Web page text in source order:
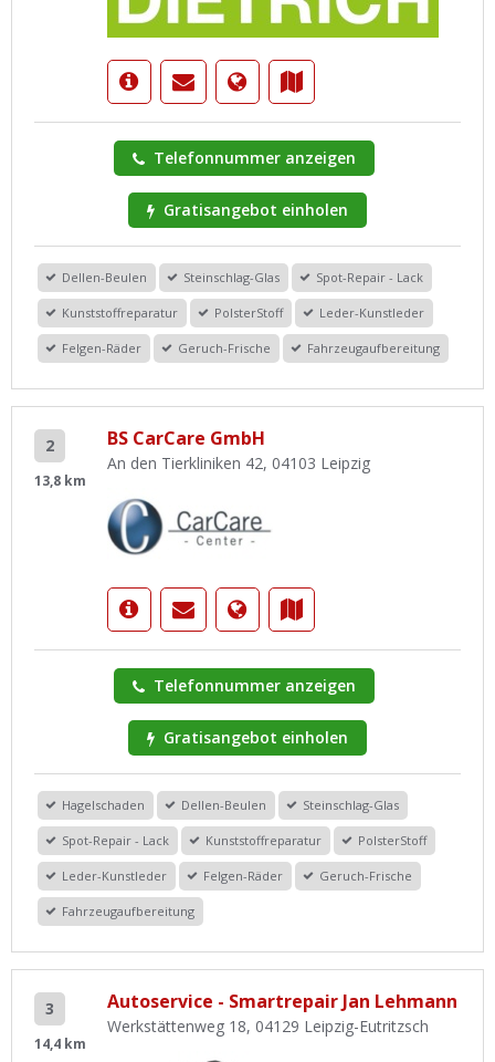
Telefonnummer anzeigen
Gratisangebot einholen
Dellen-Beulen Steinschlag-Glas Spot-Repair - Lack
Kunststoffreparatur PolsterStoff Leder-Kunstleder
Felgen-Räder Geruch-Frische Fahrzeugaufbereitung
2
13,8 km
BS CarCare GmbH
An den Tierkliniken 42, 04103 Leipzig
Telefonnummer anzeigen
Gratisangebot einholen
Hagelschaden Dellen-Beulen Steinschlag-Glas
Spot-Repair - Lack Kunststoffreparatur PolsterStoff
Leder-Kunstleder Felgen-Räder Geruch-Frische
Fahrzeugaufbereitung
3
14,4 km
Autoservice - Smartrepair Jan Lehmann
Werkstättenweg 18, 04129 Leipzig-Eutritzsch